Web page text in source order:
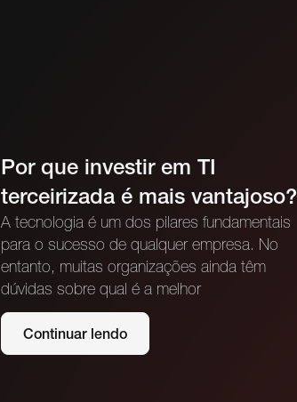
Por que investir em TI
terceirizada é mais vantajoso?
A tecnologia é um dos pilares fundamentais
para o sucesso de qualquer empresa. No
entanto, muitas organizações ainda têm
dúvidas sobre qual é a melhor
Continuar lendo